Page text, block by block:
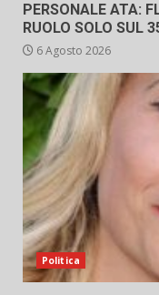
PERSONALE ATA:
RUOLO SOLO SUL
6 Agosto 2026
Politica